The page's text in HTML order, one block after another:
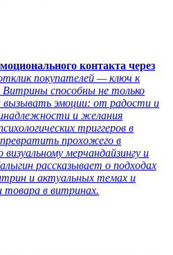
контакта через
покупателей — ключ к
Витрины способны не только
вызывать эмоции: от радости и
и желания
триггеров в
прохожего в
мерчандайзингу и
рассказывает о подходах
и актуальных темах и
в витринах.